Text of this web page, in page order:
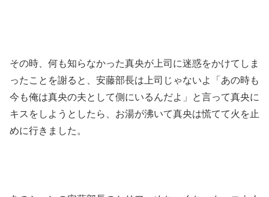
その時、何も知らなかった真央が上司に迷惑をかけてしま
ったことを謝ると、安藤部長は上司じゃないよ「あの時も
今も俺は真央の夫として側にいるんだよ」と言って真央に
キスをしようとしたら、お湯が沸いて真央は慌てて火を止
めに行きました。